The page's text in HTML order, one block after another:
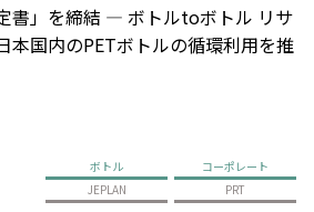
書」を締結 ― ボトルtoボトル リサ
本国内のPETボトルの循環利用を推
ボトル
コーポレート
JEPLAN
PRT